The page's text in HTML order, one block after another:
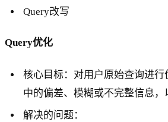
Query改写
Query优化
核心目标：对用户原始查询进
中的偏差、模糊或不完整信息，
解决的问题：